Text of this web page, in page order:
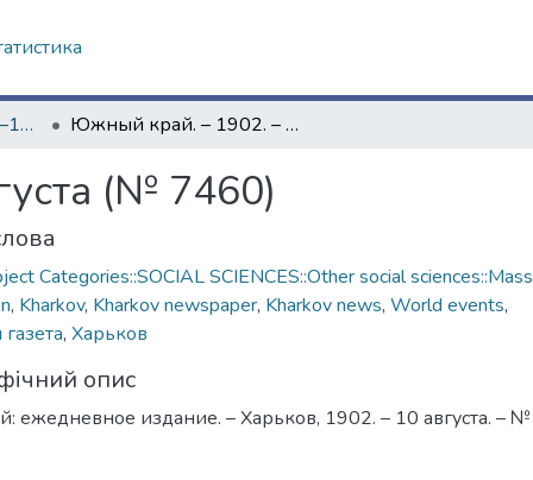
"Южный край" (1880–1919 гг.) Южный край. – 1902. – 10 августа (№ 7460)
(№ 7460)
Categories::SOCIAL SCIENCES::Other social sciences::Mass
, Kharkov, Kharkov newspaper, Kharkov news, World events,
, Харьков
опис
издание. – Харьков, 1902. – 10 августа. – №